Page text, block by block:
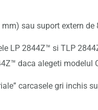
sau suport extern de
LP 2844Z™ si TLP
daca alegeti modelul
carcasele gri inchis